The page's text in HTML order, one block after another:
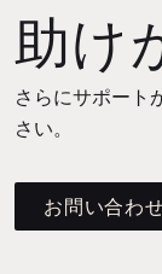
助け
さらにサポート
さい。
お問い合わ